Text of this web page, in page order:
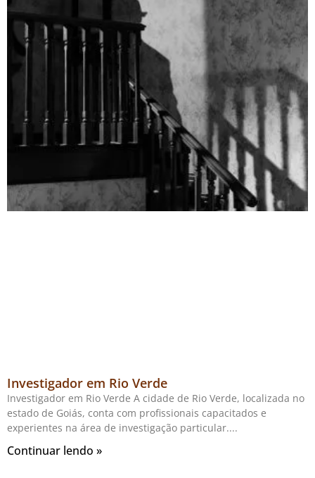
Investigador em Rio Verde
Investigador em Rio Verde A cidade de Rio Verde, localizada no
estado de Goiás, conta com profissionais capacitados e
experientes na área de investigação particular.
Continuar lendo »